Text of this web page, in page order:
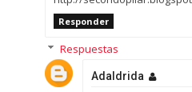
Responder
Respuestas
Adaldrida